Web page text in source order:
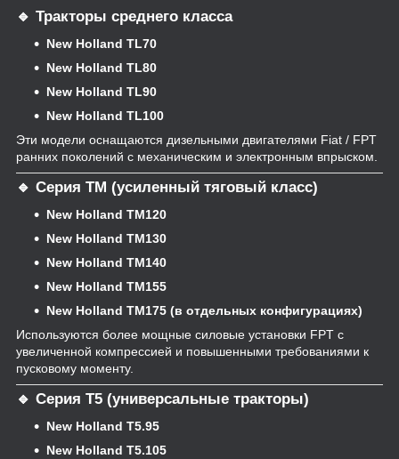
🔹 Тракторы среднего класса
New Holland TL70
New Holland TL80
New Holland TL90
New Holland TL100
Эти модели оснащаются дизельными двигателями Fiat / FPT
ранних поколений с механическим и электронным впрыском.
🔹 Серия TM (усиленный тяговый класс)
New Holland TM120
New Holland TM130
New Holland TM140
New Holland TM155
New Holland TM175 (в отдельных конфигурациях)
Используются более мощные силовые установки FPT с
увеличенной компрессией и повышенными требованиями к
пусковому моменту.
🔹 Серия T5 (универсальные тракторы)
New Holland T5.95
New Holland T5.105